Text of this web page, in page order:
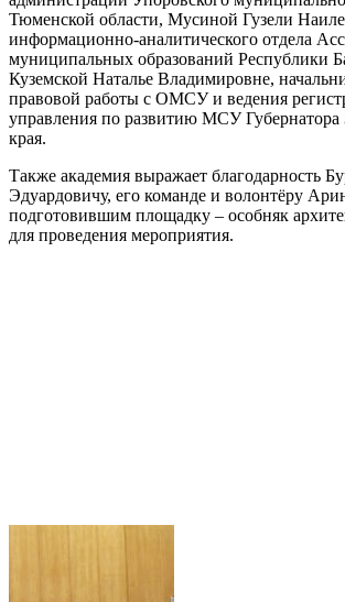
Тюменской области, Мусиной Гузели
информационно-аналитического отдела
муниципальных образований Республики
Куземской Наталье Владимировне,
правовой работы с ОМСУ и ведения
управления по развитию МСУ Губернатора
края.
Также академия выражает благодарность
Эдуардовичу, его команде и волонтёру
подготовившим площадку – особняк
для проведения мероприятия.